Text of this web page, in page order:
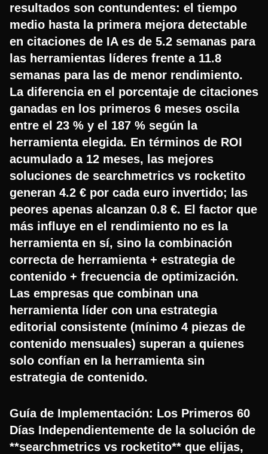
resultados son contundentes: el tiempo
medio hasta la primera mejora detectable
en citaciones de IA es de 5.2 semanas para
las herramientas líderes frente a 11.8
semanas para las de menor rendimiento.
La diferencia en el porcentaje de citaciones
ganadas en los primeros 6 meses oscila
entre el 23 % y el 187 % según la
herramienta elegida. En términos de ROI
acumulado a 12 meses, las mejores
soluciones de searchmetrics vs rocketito
generan 4.2 € por cada euro invertido; las
peores apenas alcanzan 0.8 €. El factor que
más influye en el rendimiento no es la
herramienta en sí, sino la combinación
correcta de herramienta + estrategia de
contenido + frecuencia de optimización.
Las empresas que combinan una
herramienta líder con una estrategia
editorial consistente (mínimo 4 piezas de
contenido mensuales) superan a quienes
solo confían en la herramienta sin
estrategia de contenido.
Guía de Implementación: Los Primeros 60
Días Independientemente de la solución de
**searchmetrics vs rocketito** que elijas,